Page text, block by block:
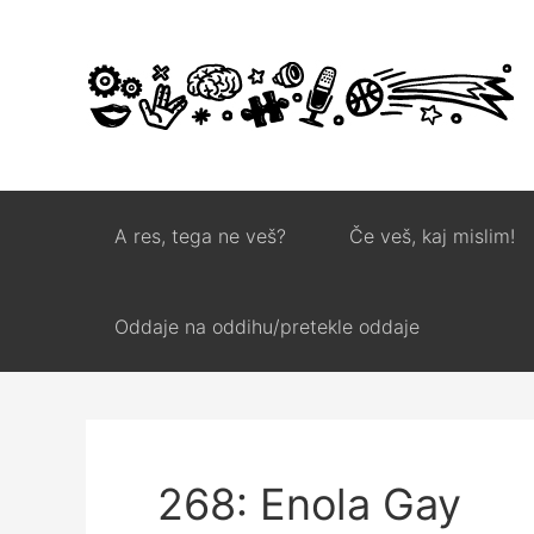
A res, tega ne veš? Če veš, kaj mislim!
Oddaje na oddihu/pretekle oddaje
268: Enola Gay